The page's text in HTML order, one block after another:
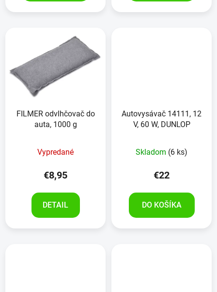
FILMER odvlhčovač do
auta, 1000 g
Vypredané
€8,95
DETAIL
Autovysávač 14111, 12
V, 60 W, DUNLOP
Skladom (6 ks)
€22
DO KOŠÍKA